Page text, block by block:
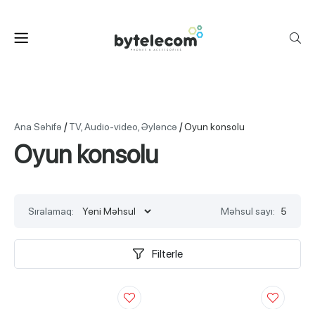
Ana Səhifə / TV, Audio-video, Əyləncə /Oyun konsolu
Oyun konsolu
Sıralamaq: Məhsul sayı: 5
Filterle